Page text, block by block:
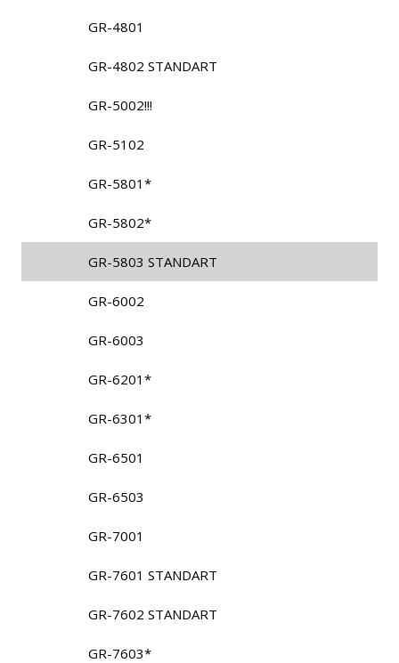
GR-4801
GR-4802 STANDART
GR-5002!!!
GR-5102
GR-5801*
GR-5802*
GR-5803 STANDART
GR-6002
GR-6003
GR-6201*
GR-6301*
GR-6501
GR-6503
GR-7001
GR-7601 STANDART
GR-7602 STANDART
GR-7603*